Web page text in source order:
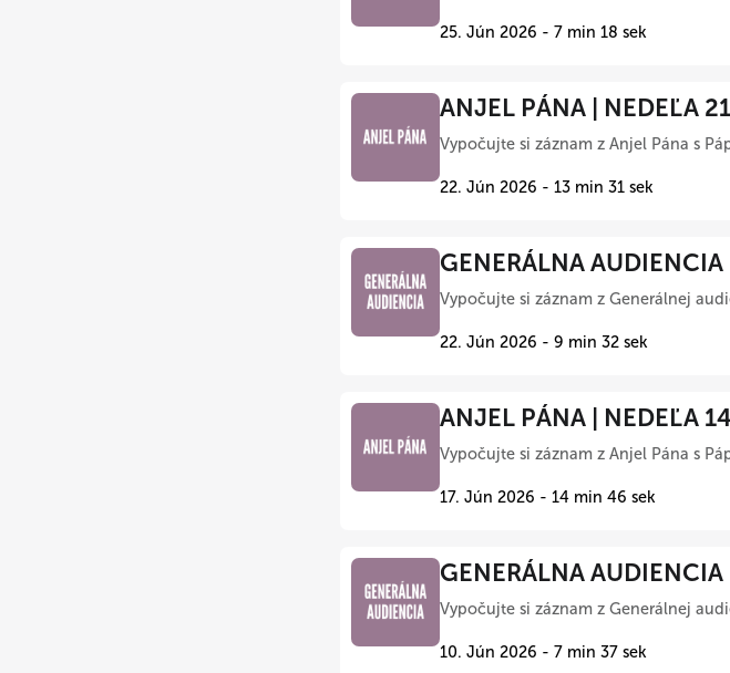
25. Jún 2026 - 7 min 18 sek
ANJEL PÁNA | NEDEĽA
Vypočujte si záznam z Anjel Pána s
22. Jún 2026 - 13 min 31 sek
GENERÁLNA
Vypočujte si záznam z Generálnej
22. Jún 2026 - 9 min 32 sek
ANJEL PÁNA | NEDEĽA
Vypočujte si záznam z Anjel Pána s
17. Jún 2026 - 14 min 46 sek
GENERÁLNA
Vypočujte si záznam z Generálnej
10. Jún 2026 - 7 min 37 sek